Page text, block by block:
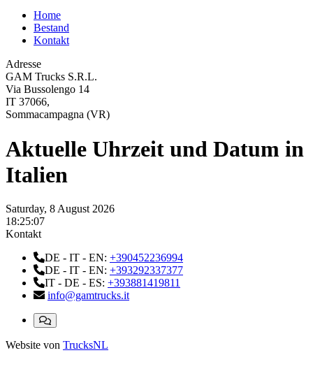
Home
Bestand
Kontakt
Adresse
GAM Trucks S.R.L.
Via Bussolengo 14
IT 37066,
Sommacampagna (VR)
Aktuelle Uhrzeit und Datum in
Italien
Saturday, 8 August 2026
18:25:08
Kontakt
DE - IT - EN: +390452236994
DE - IT - EN: +393292337377
IT - DE - ES: +393881419811
info@gamtrucks.it
Website von TrucksNL